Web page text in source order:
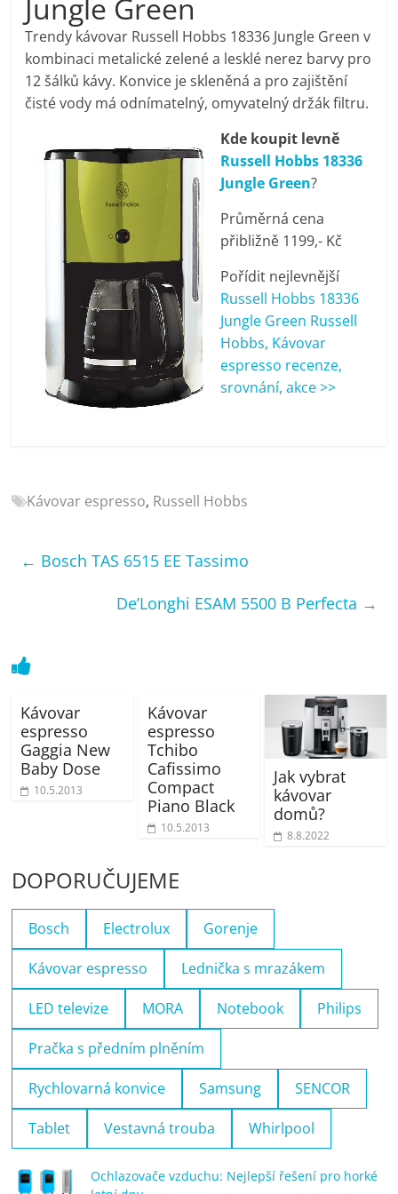
pračky,
televize,
notebooky,
mobilní
telefony,
kávovary,
bazény
Nejlepší
elektronika
porovnání
pračky,
mobilní
Jungle Green
Trendy kávovar Russell Hobbs 18336 Jungle Green v
kombinaci metalické zelené a lesklé nerez barvy pro
12 šálků kávy. Konvice je skleněná a pro zajištění
čisté vody má odnímatelný, omyvatelný držák filtru.
Kde koupit levně
Russell Hobbs 18336
Jungle Green?
Průměrná cena
přibližně 1199,- Kč
Pořídit nejlevnější
Russell Hobbs 18336
Jungle Green Russell
Hobbs, Kávovar
espresso recenze,
srovnání, akce >>
Kávovar espresso, Russell Hobbs
← Bosch TAS 6515 EE Tassimo
De’Longhi ESAM 5500 B Perfecta →
Kávovar
espresso
Gaggia New
Baby Dose
10.5.2013
Kávovar
espresso
Tchibo
Cafissimo
Compact
Piano Black
10.5.2013
Jak vybrat
kávovar
domů?
8.8.2022
DOPORUČUJEME
Bosch Electrolux Gorenje
Kávovar espresso Lednička s mrazákem
LED televize MORA Notebook Philips
Pračka s předním plněním
Rychlovarná konvice Samsung SENCOR
Tablet Vestavná trouba Whirlpool
Ochlazovače vzduchu: Nejlepší řešení pro horké